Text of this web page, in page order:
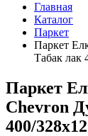
Главная
Каталог
Паркет
Паркет
Табак лак
Паркет
Chevron
400/